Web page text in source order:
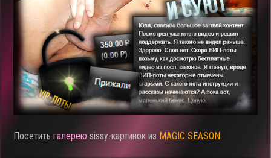
Посетитьгалереюsissy-картинок из MAGIC SEASON